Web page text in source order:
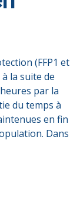
(FFP1 et
la suite de
par la
du temps à
en fin
Dans